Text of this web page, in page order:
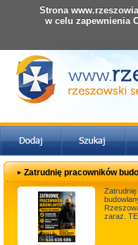
Zatrudnię pracowników
zaraz.
Strona
w celu zapewnienia